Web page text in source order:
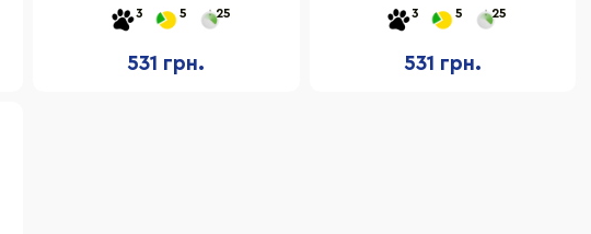
3 5 25
531 грн.
3 5 25
531 грн.